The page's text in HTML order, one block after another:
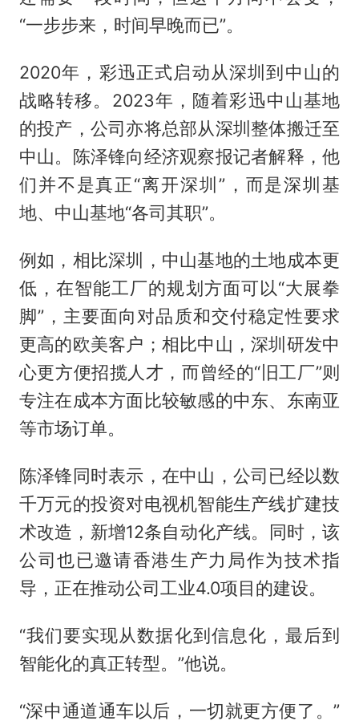
“一步步来，时间早晚而已”。
2020年，彩迅正式启动从深圳到中山的
战略转移。2023年，随着彩迅中山基地
的投产，公司亦将总部从深圳整体搬迁至
中山。陈泽锋向经济观察报记者解释，他
们并不是真正“离开深圳”，而是深圳基
地、中山基地“各司其职”。
例如，相比深圳，中山基地的土地成本更
低，在智能工厂的规划方面可以“大展拳
脚”，主要面向对品质和交付稳定性要求
更高的欧美客户；相比中山，深圳研发中
心更方便招揽人才，而曾经的“旧工厂”则
专注在成本方面比较敏感的中东、东南亚
等市场订单。
陈泽锋同时表示，在中山，公司已经以数
千万元的投资对电视机智能生产线扩建技
术改造，新增12条自动化产线。同时，该
公司也已邀请香港生产力局作为技术指
导，正在推动公司工业4.0项目的建设。
“我们要实现从数据化到信息化，最后到
智能化的真正转型。”他说。
“深中通道通车以后，一切就更方便了。”